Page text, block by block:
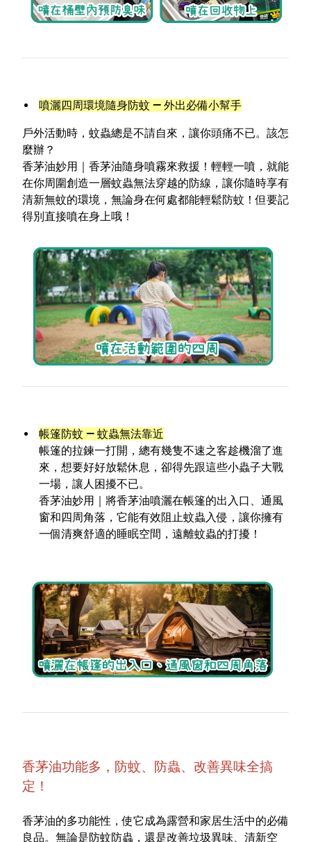
噴灑四周環境隨身防蚊 — 外出必備小幫手
戶外活動時，蚊蟲總是不請自來，讓你頭痛不已。該怎
麼辦？
香茅油妙用 ｜香茅油隨身噴霧來救援！輕輕一噴，就能
在你周圍創造一層蚊蟲無法穿越的防線 ，讓你隨時享有
清新無蚊的環境，無論身在何處都能輕鬆防蚊！但要記
得別直接噴在身上哦！
帳篷防蚊 — 蚊蟲無法靠近
帳篷的拉鍊一打開，總有幾隻不速之客趁機溜了進
來，想要好好放鬆休息，卻得先跟這些小蟲子大戰
一場，讓人困擾不已。
香茅油妙用｜ 將香茅油噴灑在帳篷的出入口、通風
窗和四周角落，它能有效阻止蚊蟲入侵，讓你擁有
一個清爽舒適的睡眠空間，遠離蚊蟲的打擾！
香茅油功能多，防蚊、防蟲、改善異味全搞
定！
香茅油的多功能性，使它成為露營和家居生活中的必備
良品。無論是防蚊防蟲，還是改善垃圾異味、清新空